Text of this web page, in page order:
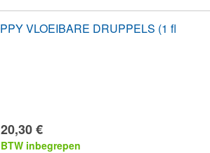
VLOEIBARE DRUPPELS (1 fl
20,30 €
BTW inbegrepen